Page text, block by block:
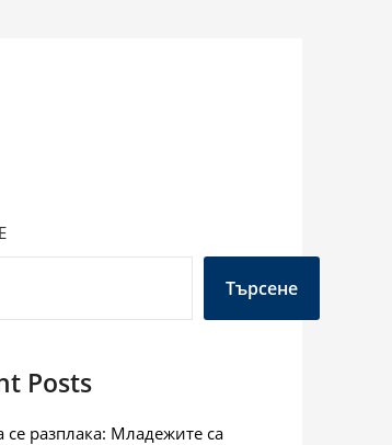
Търсене
Posts
се разплака: Младежите са